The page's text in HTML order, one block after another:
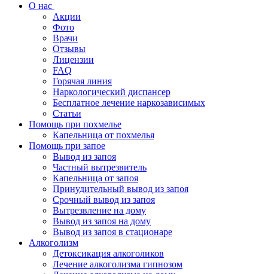
О нас
Акции
Фото
Врачи
Отзывы
Лицензии
FAQ
Горячая линия
Наркологический диспансер
Бесплатное лечение наркозависимых
Статьи
Помощь при похмелье
Капельница от похмелья
Помощь при запое
Вывод из запоя
Частный вытрезвитель
Капельница от запоя
Принудительный вывод из запоя
Срочный вывод из запоя
Вытрезвление на дому
Вывод из запоя на дому
Вывод из запоя в стационаре
Алкоголизм
Детоксикация алкоголиков
Лечение алкоголизма гипнозом